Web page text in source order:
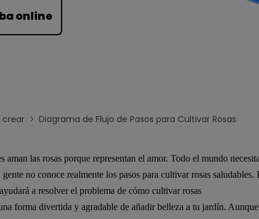
online
crear Diagrama de Flujo de Pasos para Cultivar Rosas
aman las rosas porque representan el amor. Todo el mundo
no conoce realmente los pasos para cultivar rosas saludables.
a resolver el problema de cómo cultivar rosas
forma divertida y agradable de añadir belleza a tu jardín.